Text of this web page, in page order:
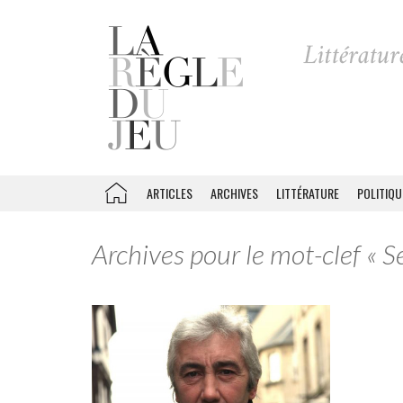
ARTICLES ARCHIVES LITTÉRATURE
Archives pour le mot-clef «